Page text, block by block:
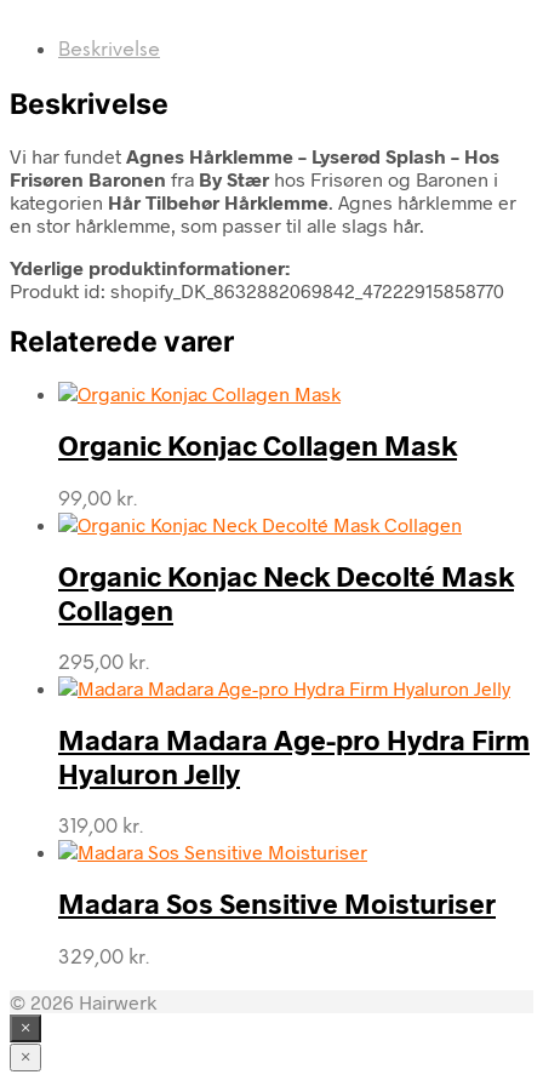
Beskrivelse
Beskrivelse
Vi har fundet Agnes Hårklemme – Lyserød Splash – Hos
Frisøren Baronen fra By Stær hos Frisøren og Baronen i
kategorien Hår Tilbehør Hårklemme. Agnes hårklemme er
en stor hårklemme, som passer til alle slags hår.
Yderlige produktinformationer:
Produkt id: shopify_DK_8632882069842_47222915858770
Relaterede varer
Organic Konjac Collagen Mask
99,00 kr.
Organic Konjac Neck Decolté Mask
Collagen
295,00 kr.
Madara Madara Age-pro Hydra Firm
Hyaluron Jelly
319,00 kr.
Madara Sos Sensitive Moisturiser
329,00 kr.
© 2026 Hairwerk
×
×